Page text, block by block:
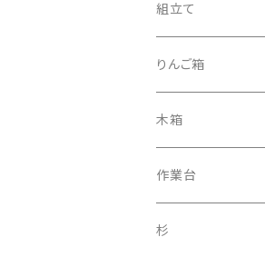
組立て
りんご箱
木箱
作業台
杉